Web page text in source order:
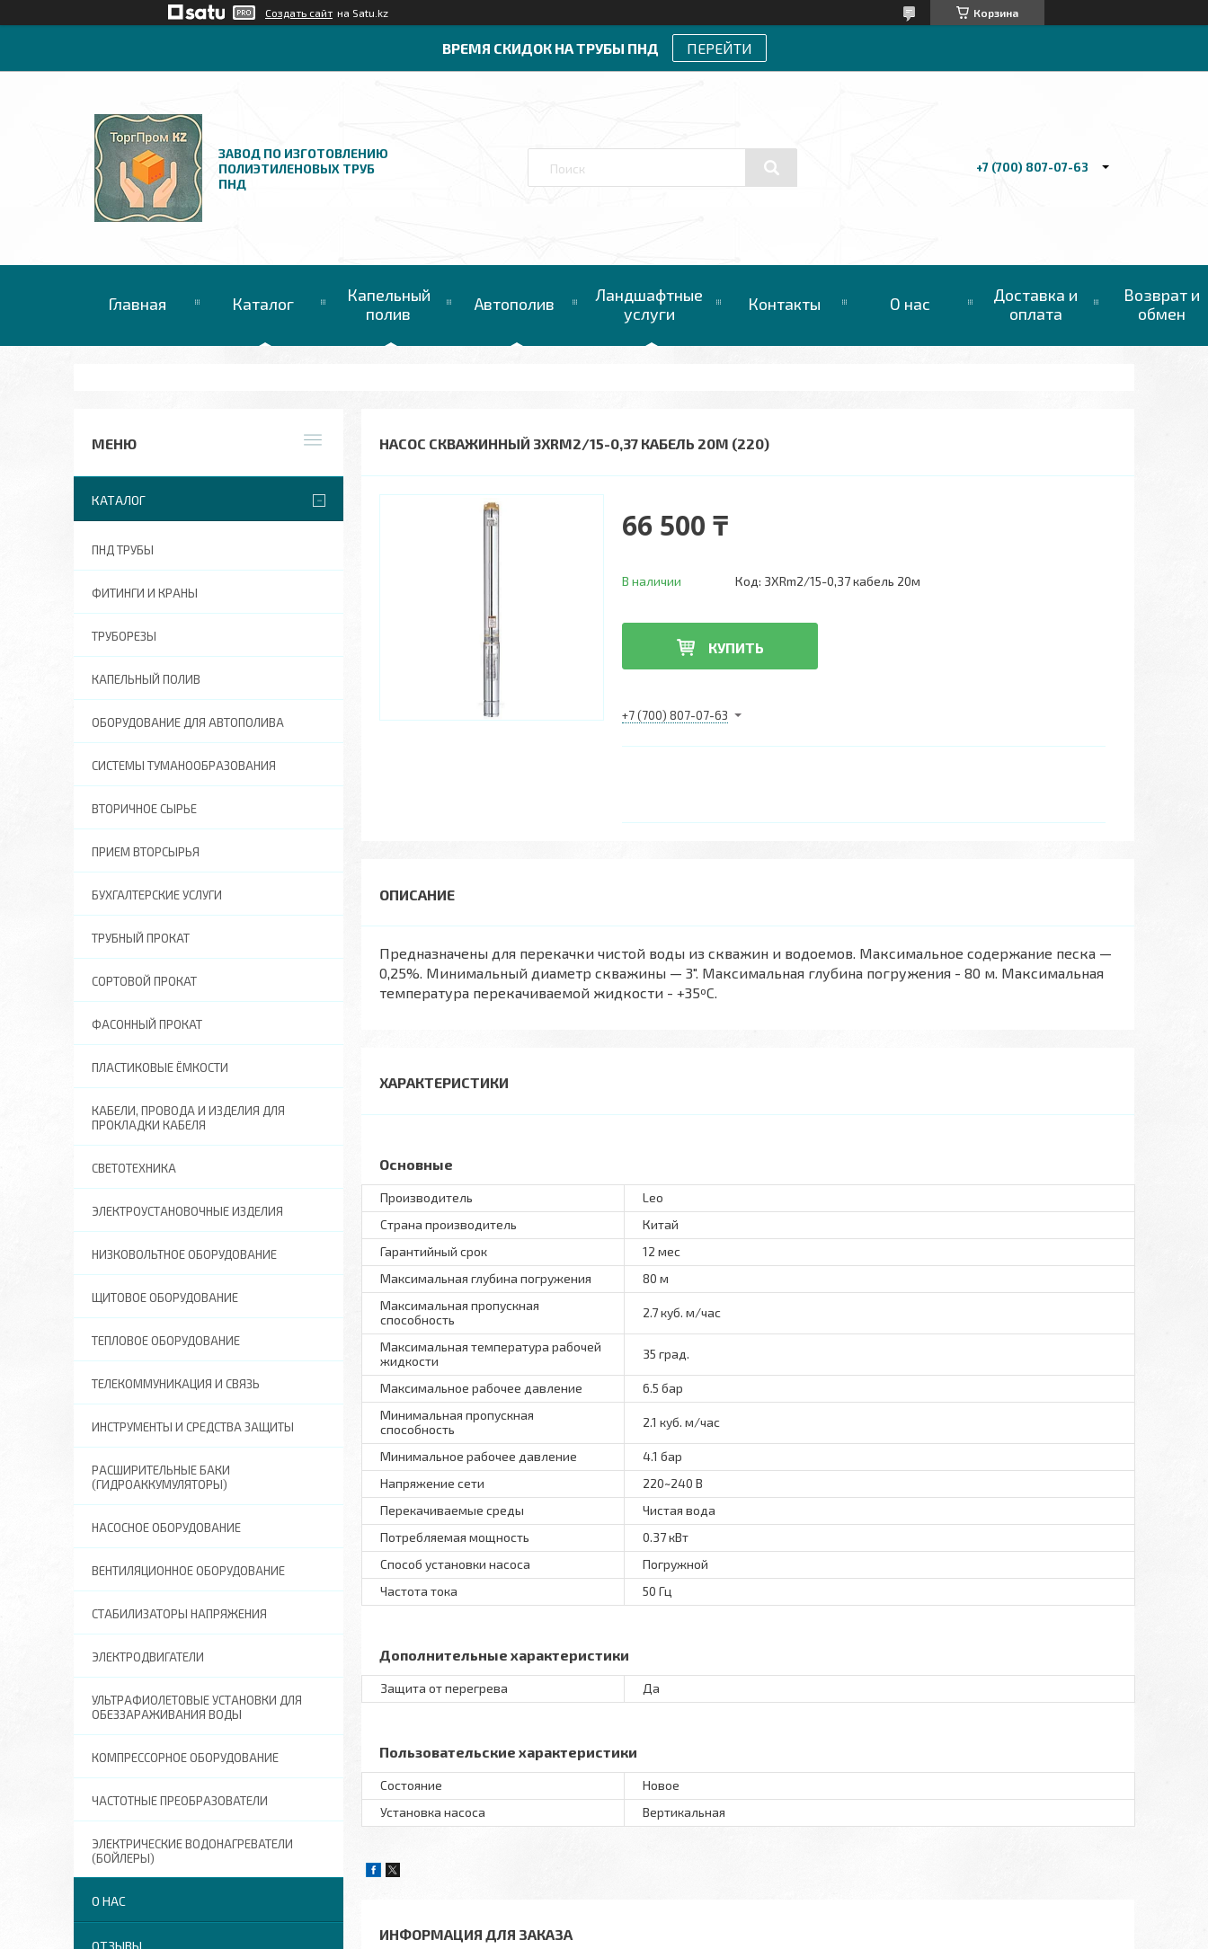
Создать сайт на Satu.kz Корзина
ВРЕМЯ СКИДОК НА ТРУБЫ ПНД ПЕРЕЙТИ
ЗАВОД ПО ИЗГОТОВЛЕНИЮ
ПОЛИЭТИЛЕНОВЫХ ТРУБ
ПНД
+7 (700) 807-07-63
Главная Каталог
Капельный
полив
Автополив
Ландшафтные
услуги
Контакты О нас
Доставка и
оплата
Возврат и
обмен
НАСОС СКВАЖИННЫЙ 3XRM2/15-0,37 КАБЕЛЬ 20М (220)
66 500 ₸
В наличии Код: 3XRm2/15-0,37 кабель 20м
КУПИТЬ
+7 (700) 807-07-63
Предназначены для перекачки чистой воды из скважин и водоемов. Максимальное содержание песка —
0,25%. Минимальный диаметр скважины — 3". Максимальная глубина погружения - 80 м. Максимальная
температура перекачиваемой жидкости - +35ºС.
ХАРАКТЕРИСТИКИ
Основные
Производитель
Leo
Страна производитель
Китай
Гарантийный срок
12 мес
Максимальная глубина погружения
80 м
Максимальная пропускная
способность
2.7 куб. м/час
Максимальная температура рабочей
жидкости
35 град.
Максимальное рабочее давление
6.5 бар
Минимальная пропускная
способность
2.1 куб. м/час
Минимальное рабочее давление
4.1 бар
Напряжение сети
220~240 В
Перекачиваемые среды
Чистая вода
Потребляемая мощность
0.37 кВт
Способ установки насоса
Погружной
Частота тока
50 Гц
Дополнительные характеристики
Защита от перегрева Да
Пользовательские характеристики
Состояние
Новое
Установка насоса
Вертикальная
ИНФОРМАЦИЯ ДЛЯ ЗАКАЗА
КАТАЛОГ
ПНД ТРУБЫ
ФИТИНГИ И КРАНЫ
ТРУБОРЕЗЫ
КАПЕЛЬНЫЙ ПОЛИВ
ОБОРУДОВАНИЕ ДЛЯ АВТОПОЛИВА
СИСТЕМЫ ТУМАНООБРАЗОВАНИЯ
ВТОРИЧНОЕ СЫРЬЕ
ПРИЕМ ВТОРСЫРЬЯ
БУХГАЛТЕРСКИЕ УСЛУГИ
ТРУБНЫЙ ПРОКАТ
СОРТОВОЙ ПРОКАТ
ФАСОННЫЙ ПРОКАТ
ПЛАСТИКОВЫЕ ЁМКОСТИ
КАБЕЛИ, ПРОВОДА И ИЗДЕЛИЯ ДЛЯ
ПРОКЛАДКИ КАБЕЛЯ
СВЕТОТЕХНИКА
ЭЛЕКТРОУСТАНОВОЧНЫЕ ИЗДЕЛИЯ
НИЗКОВОЛЬТНОЕ ОБОРУДОВАНИЕ
ЩИТОВОЕ ОБОРУДОВАНИЕ
ТЕПЛОВОЕ ОБОРУДОВАНИЕ
ТЕЛЕКОММУНИКАЦИЯ И СВЯЗЬ
ИНСТРУМЕНТЫ И СРЕДСТВА ЗАЩИТЫ
РАСШИРИТЕЛЬНЫЕ БАКИ
(ГИДРОАККУМУЛЯТОРЫ)
НАСОСНОЕ ОБОРУДОВАНИЕ
ВЕНТИЛЯЦИОННОЕ ОБОРУДОВАНИЕ
СТАБИЛИЗАТОРЫ НАПРЯЖЕНИЯ
ЭЛЕКТРОДВИГАТЕЛИ
УЛЬТРАФИОЛЕТОВЫЕ УСТАНОВКИ ДЛЯ
ОБЕЗЗАРАЖИВАНИЯ ВОДЫ
КОМПРЕССОРНОЕ ОБОРУДОВАНИЕ
ЧАСТОТНЫЕ ПРЕОБРАЗОВАТЕЛИ
ЭЛЕКТРИЧЕСКИЕ ВОДОНАГРЕВАТЕЛИ
(БОЙЛЕРЫ)
О НАС
ОТЗЫВЫ